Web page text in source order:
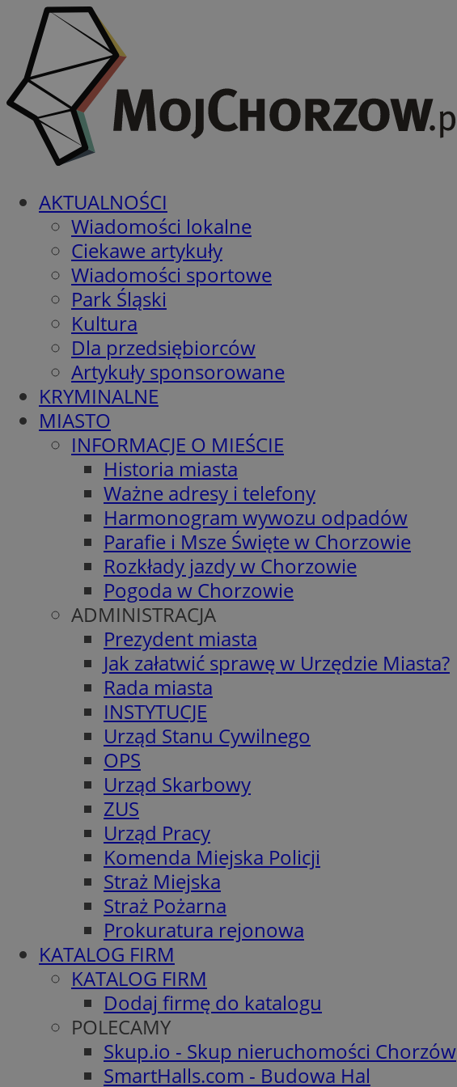
AKTUALNOŚCI
Wiadomości lokalne
Ciekawe artykuły
Wiadomości sportowe
Park Śląski
Kultura
Dla przedsiębiorców
Artykuły sponsorowane
KRYMINALNE
MIASTO
INFORMACJE O MIEŚCIE
Historia miasta
Ważne adresy i telefony
Harmonogram wywozu odpadów
Parafie i Msze Święte w Chorzowie
Rozkłady jazdy w Chorzowie
Pogoda w Chorzowie
ADMINISTRACJA
Prezydent miasta
Jak załatwić sprawę w Urzędzie Miasta?
Rada miasta
INSTYTUCJE
Urząd Stanu Cywilnego
OPS
Urząd Skarbowy
ZUS
Urząd Pracy
Komenda Miejska Policji
Straż Miejska
Straż Pożarna
Prokuratura rejonowa
KATALOG FIRM
KATALOG FIRM
Dodaj firmę do katalogu
POLECAMY
Skup.io - Skup nieruchomości Chorzów
SmartHalls.com - Budowa Hal